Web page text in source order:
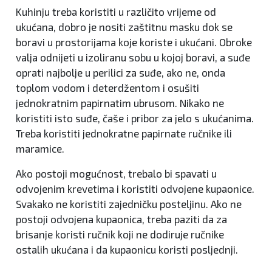
Kuhinju treba koristiti u različito vrijeme od
ukućana, dobro je nositi zaštitnu masku dok se
boravi u prostorijama koje koriste i ukućani. Obroke
valja odnijeti u izoliranu sobu u kojoj boravi, a suđe
oprati najbolje u perilici za suđe, ako ne, onda
toplom vodom i deterdžentom i osušiti
jednokratnim papirnatim ubrusom. Nikako ne
koristiti isto suđe, čaše i pribor za jelo s ukućanima.
Treba koristiti jednokratne papirnate ručnike ili
maramice.
Ako postoji mogućnost, trebalo bi spavati u
odvojenim krevetima i koristiti odvojene kupaonice.
Svakako ne koristiti zajedničku posteljinu. Ako ne
postoji odvojena kupaonica, treba paziti da za
brisanje koristi ručnik koji ne dodiruje ručnike
ostalih ukućana i da kupaonicu koristi posljednji.